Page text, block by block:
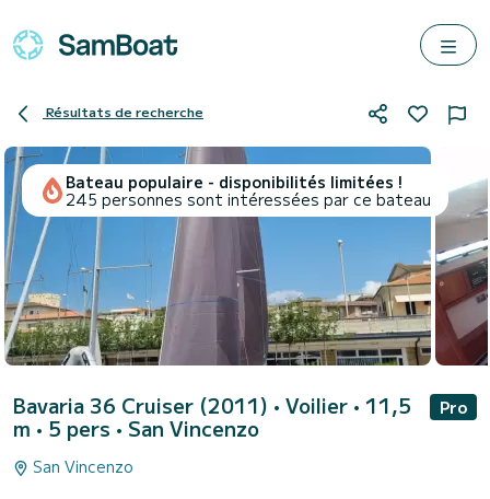
Résultats de recherche
Bateau populaire - disponibilités limitées !
245 personnes sont intéressées par ce bateau
Bavaria 36 Cruiser (2011) • Voilier • 11,5
m • 5 pers • San Vincenzo
Pro
San Vincenzo